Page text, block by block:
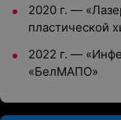
2020 г. —
пластической
2022 г. —
«БелМАПО»